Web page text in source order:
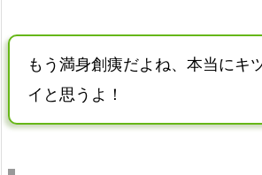
もう満身創痍だよね、本当にキ
イと思うよ！